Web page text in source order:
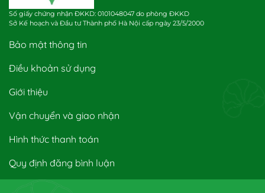
Số giấy chứng nhận ĐKKD: 0101048047 do phòng ĐKKD
Sở Kế hoạch và Đầu tư Thành phố Hà Nội cấp ngày 23/5/2000
Bảo mật thông tin
Điều khoản sử dụng
Giới thiệu
Vận chuyển và giao nhận
Hình thức thanh toán
Quy định đăng bình luận